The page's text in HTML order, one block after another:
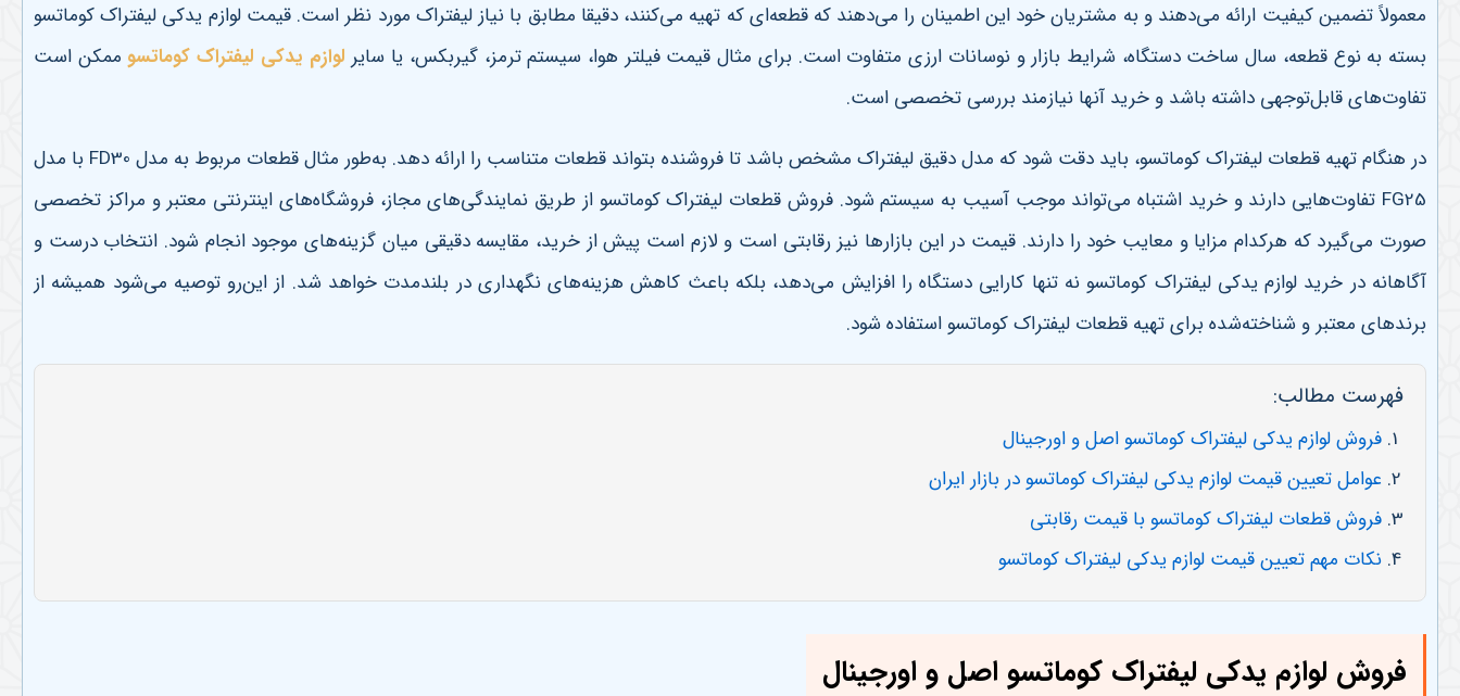
معمولاً تضمین کیفیت ارائه می‌دهند و به مشتریان خود این اطمینان را می‌دهند که قطعه‌ای که تهیه می‌کنند، دقیقا مطابق با نیاز لیفتراک مورد نظر است. قیمت لوازم یدکی لیفتراک کوماتسو
بسته به نوع قطعه، سال ساخت دستگاه، شرایط بازار و نوسانات ارزی متفاوت است. برای مثال قیمت فیلتر هوا، سیستم ترمز، گیربکس، یا سایر لوازم یدکی لیفتراک کوماتسو ممکن است
تفاوت‌های قابل‌توجهی داشته باشد و خرید آنها نیازمند بررسی تخصصی است.
در هنگام تهیه قطعات لیفتراک کوماتسو، باید دقت شود که مدل دقیق لیفتراک مشخص باشد تا فروشنده بتواند قطعات متناسب را ارائه دهد. به‌طور مثال قطعات مربوط به مدلFD30
با مدل
FG25 تفاوت‌هایی دارند و خرید اشتباه می‌تواند موجب آسیب به سیستم شود. فروش قطعات لیفتراک کوماتسو از طریق نمایندگی‌های مجاز، فروشگاه‌های اینترنتی معتبر و مراکز تخصصی
صورت می‌گیرد که هرکدام مزایا و معایب خود را دارند. قیمت در این بازارها نیز رقابتی است و لازم است پیش از خرید، مقایسه دقیقی میان گزینه‌های موجود انجام شود. انتخاب درست و
آگاهانه در خرید لوازم یدکی لیفتراک کوماتسو نه تنها کارایی دستگاه را افزایش می‌دهد، بلکه باعث کاهش هزینه‌های نگهداری در بلندمدت خواهد شد. از این‌رو توصیه می‌شود همیشه از
برندهای معتبر و شناخته‌شده برای تهیه قطعات لیفتراک کوماتسو استفاده شود.
فهرست مطالب:
فروش لوازم یدکی لیفتراک کوماتسو اصل و اورجینال
عوامل تعیین قیمت لوازم یدکی لیفتراک کوماتسو در بازار ایران
فروش قطعات لیفتراک کوماتسو با قیمت رقابتی
نکات مهم تعیین قیمت لوازم یدکی لیفتراک کوماتسو
فروش لوازم یدکی لیفتراک کوماتسو اصل و اورجینال